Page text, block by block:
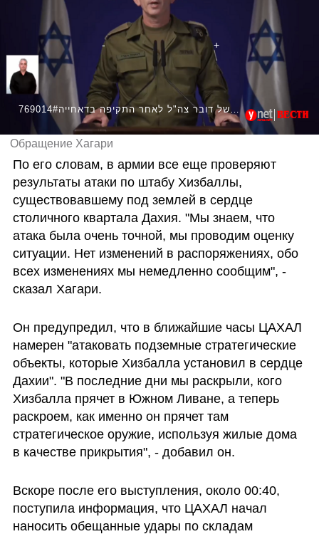
Обращение Хагари
По его словам, в армии все еще проверяют
результаты атаки по штабу Хизбаллы,
существовавшему под землей в сердце
столичного квартала Дахия. "Мы знаем, что
атака была очень точной, мы проводим оценку
ситуации. Нет изменений в распоряжениях, обо
всех изменениях мы немедленно сообщим", -
сказал Хагари.
Он предупредил, что в ближайшие часы ЦАХАЛ
намерен "атаковать подземные стратегические
объекты, которые Хизбалла установил в сердце
Дахии". "В последние дни мы раскрыли, кого
Хизбалла прячет в Южном Ливане, а теперь
раскроем, как именно он прячет там
стратегическое оружие, используя жилые дома
в качестве прикрытия", - добавил он.
Вскоре после его выступления, около 00:40,
поступила информация, что ЦАХАЛ начал
наносить обещанные удары по складам